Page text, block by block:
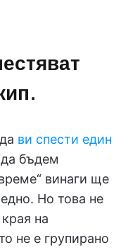
ви спести един
да бъдем
винаги ще
Но това не
на
не е групирано